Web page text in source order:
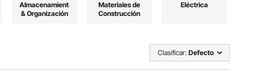
Almacenamiento
& Organización
Materiales de
Construcción
Eléctrica
Clasificar: Defecto